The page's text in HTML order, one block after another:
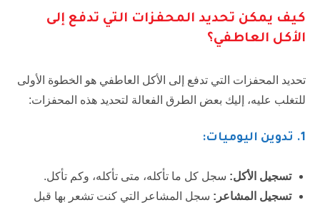
كيف يمكن تحديد المحفزات التي تدفع إلى
الأكل العاطفي؟
تحديد المحفزات التي تدفع إلى الأكل العاطفي هو الخطوة الأولى
للتغلب عليه، إليك بعض الطرق الفعالة لتحديد هذه المحفزات:
1. تدوين اليوميات:
تسجيل الأكل: سجل كل ما تأكله، متى تأكله، وكم تأكل.
تسجيل المشاعر: سجل المشاعر التي كنت تشعر بها قبل